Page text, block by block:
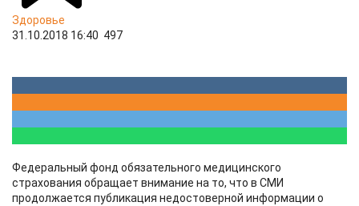
Здоровье
31.10.2018 16:40 497
Федеральный фонд обязательного медицинского
страхования обращает внимание на то, что в СМИ
продолжается публикация недостоверной информации о